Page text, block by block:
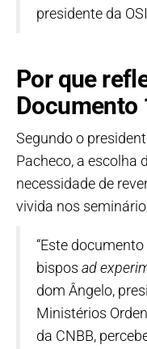
presidente da
Por que
Documento
Segundo o
Pacheco, a escolha
necessidade de
vivida nos
“Este
bispos ad
dom Ângelo,
Ministérios
da CNBB,